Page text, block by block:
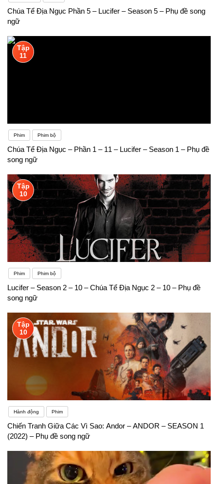
Chúa Tể Địa Ngục Phần 5 – Lucifer – Season 5 – Phụ đề song
ngữ
Tập
11
Phim Phim bộ
Chúa Tể Địa Ngục – Phần 1 – 11 – Lucifer – Season 1 – Phụ đề
song ngữ
Tập
10
Phim Phim bộ
Lucifer – Season 2 – 10 – Chúa Tể Địa Ngục 2 – 10 – Phụ đề
song ngữ
Tập
10
Hành động Phim
Chiến Tranh Giữa Các Vì Sao: Andor – ANDOR – SEASON 1
(2022) – Phụ đề song ngữ